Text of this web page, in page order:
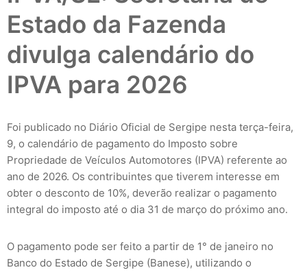
Estado da Fazenda
divulga calendário do
IPVA para 2026
Foi publicado no Diário Oficial de Sergipe nesta terça-feira,
9, o calendário de pagamento do Imposto sobre
Propriedade de Veículos Automotores (IPVA) referente ao
ano de 2026. Os contribuintes que tiverem interesse em
obter o desconto de 10%, deverão realizar o pagamento
integral do imposto até o dia 31 de março do próximo ano.
O pagamento pode ser feito a partir de 1° de janeiro no
Banco do Estado de Sergipe (Banese), utilizando o